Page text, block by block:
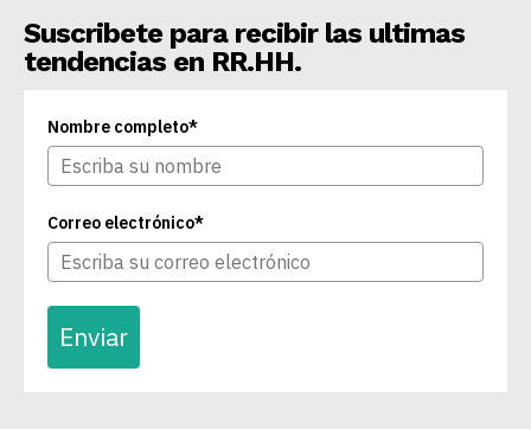
Suscribete para recibir las ultimas
tendencias en RR.HH.
Nombre completo*
Correo electrónico*
Enviar